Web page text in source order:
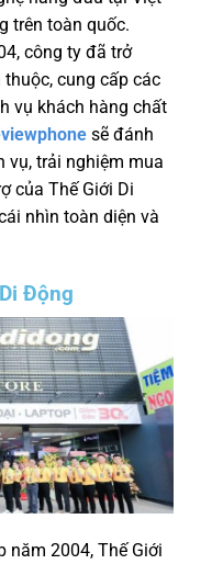
trên toàn quốc.
công ty đã trở
cung cấp các
vụ khách hàng chất
sẽ đánh
vụ, trải nghiệm mua
của Thế Giới Di
nhìn toàn diện và
Động
năm 2004, Thế Giới